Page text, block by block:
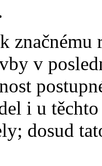
v
i u
dosud